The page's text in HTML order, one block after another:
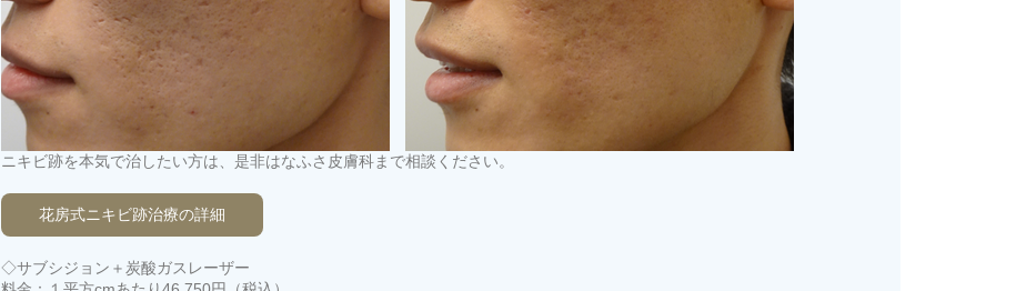
ニキビ跡を本気で治したい方は、是非はなふさ皮膚科まで相談ください。
花房式ニキビ跡治療の詳細
◇サブシジョン＋炭酸ガスレーザー